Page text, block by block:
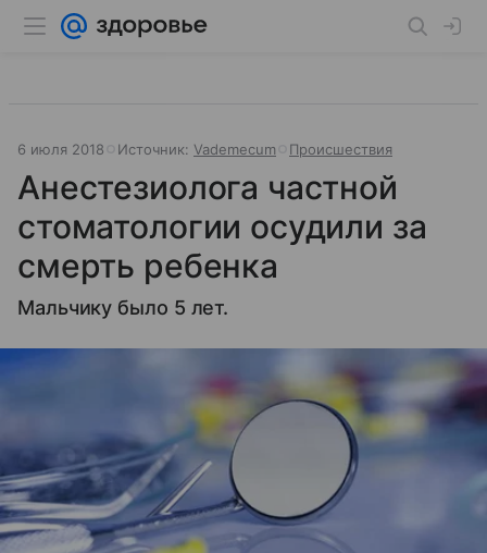
6 июля 2018 Источник: Vademecum Происшествия
Анестезиолога частной
стоматологии осудили за
смерть ребенка
Мальчику было 5 лет.